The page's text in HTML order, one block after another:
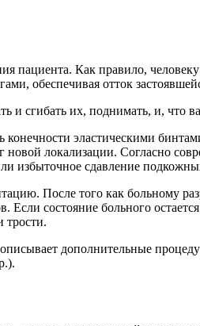
пациента. Как правило, человеку
обеспечивая отток
и сгибать их, поднимать, и, что
эластическими
новой локализации. Согласно
избыточное сдавление
После того как больному
Если состояние больного
трости.
дополнительные